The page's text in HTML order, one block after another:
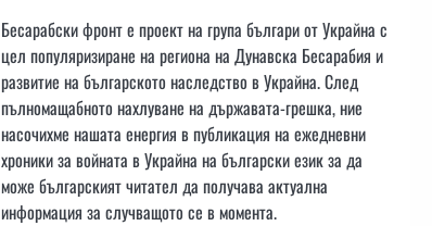
Бесарабски фронт е проект на група българи от Украйна с
цел популяризиране на региона на Дунавска Бесарабия и
развитие на българското наследство в Украйна. След
пълномащабното нахлуване на държавата-грешка, ние
насочихме нашата енергия в публикация на ежедневни
хроники за войната в Украйна на български език за да
може българският читател да получава актуална
информация за случващото се в момента.